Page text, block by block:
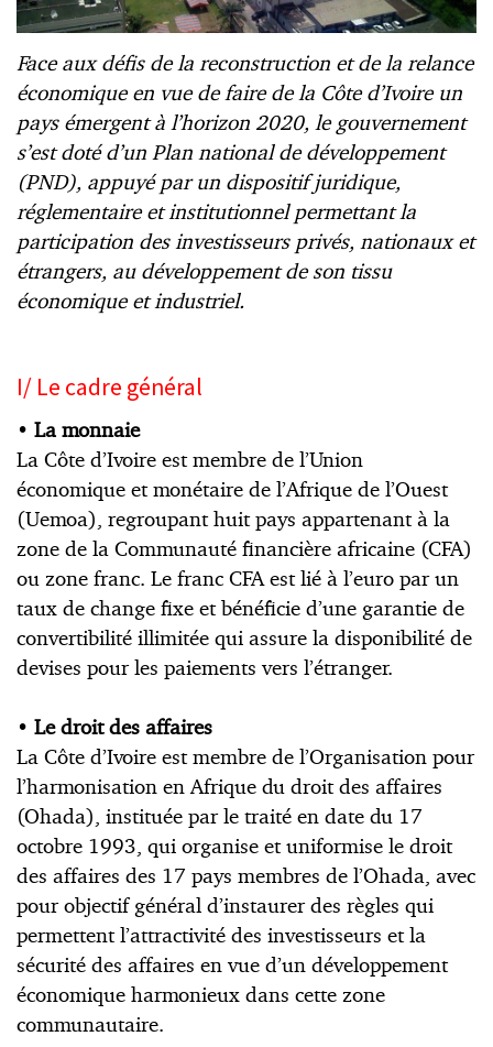
Face aux défis de la reconstruction et de la relance
économique en vue de faire de la Côte d’Ivoire un
pays émergent à l’horizon 2020, le gouvernement
s’est doté d’un Plan national de développement
(PND), appuyé par un dispositif juridique,
réglementaire et institutionnel permettant la
participation des investisseurs privés, nationaux et
étrangers, au développement de son tissu
économique et industriel.
I/ Le cadre général
• La monnaie
La Côte d’Ivoire est membre de l’Union
économique et monétaire de l’Afrique de l’Ouest
(Uemoa), regroupant huit pays appartenant à la
zone de la Communauté financière africaine (CFA)
ou zone franc. Le franc CFA est lié à l’euro par un
taux de change fixe et bénéficie d’une garantie de
convertibilité illimitée qui assure la disponibilité de
devises pour les paiements vers l’étranger.
• Le droit des affaires
La Côte d’Ivoire est membre de l’Organisation pour
l’harmonisation en Afrique du droit des affaires
(Ohada), instituée par le traité en date du 17
octobre 1993, qui organise et uniformise le droit
des affaires des 17 pays membres de l’Ohada, avec
pour objectif général d’instaurer des règles qui
permettent l’attractivité des investisseurs et la
sécurité des affaires en vue d’un développement
économique harmonieux dans cette zone
communautaire.